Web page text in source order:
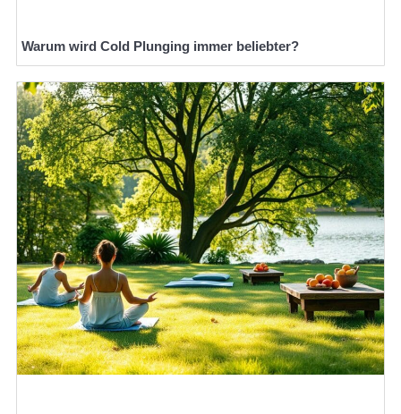
Warum wird Cold Plunging immer beliebter?